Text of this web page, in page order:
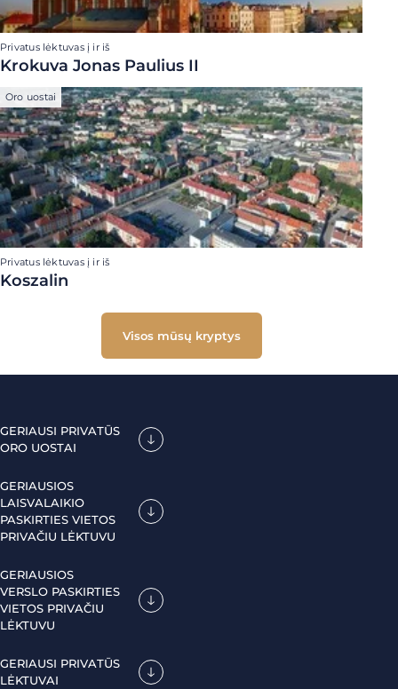
Privatus lėktuvas į ir iš
Krokuva Jonas Paulius II
Oro uostai
Privatus lėktuvas į ir iš
Koszalin
Visos mūsų kryptys
GERIAUSI PRIVATŪS
ORO UOSTAI
GERIAUSIOS
LAISVALAIKIO
PASKIRTIES VIETOS
PRIVAČIU LĖKTUVU
GERIAUSIOS
VERSLO PASKIRTIES
VIETOS PRIVAČIU
LĖKTUVU
GERIAUSI PRIVATŪS
LĖKTUVAI